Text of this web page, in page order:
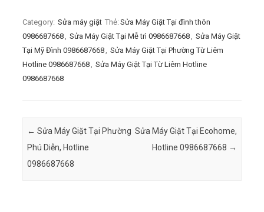
Category: Sửa máy giặt Thẻ: Sửa Máy Giặt Tại đình thôn
0986687668, Sửa Máy Giặt Tại Mễ trì 0986687668, Sửa Máy Giặt
Tại Mỹ Đình 0986687668, Sửa Máy Giặt Tại Phường Từ Liêm
Hotline 0986687668, Sửa Máy Giặt Tại Từ Liêm Hotline
0986687668
Post navigation
← Sửa Máy Giặt Tại Phường
Phú Diễn, Hotline
0986687668
Sửa Máy Giặt Tại Ecohome,
Hotline 0986687668 →